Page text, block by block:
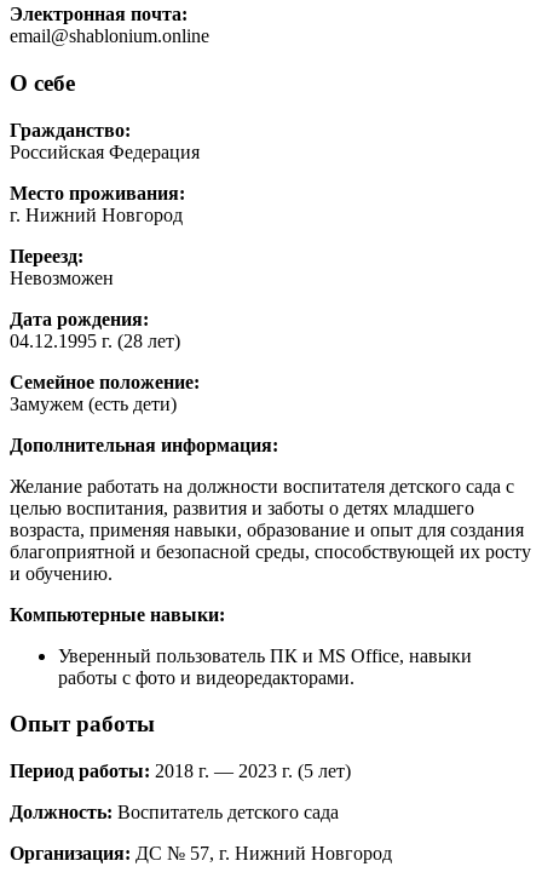
Электронная почта:
email@shablonium.online
О себе
Гражданство:
Российская Федерация
Место проживания:
г. Нижний Новгород
Переезд:
Невозможен
Дата рождения:
04.12.1995 г. (28 лет)
Семейное положение:
Замужем (есть дети)
Дополнительная информация:
Желание работать на должности воспитателя детского сада с
целью воспитания, развития и заботы о детях младшего
возраста, применяя навыки, образование и опыт для создания
благоприятной и безопасной среды, способствующей их росту
и обучению.
Компьютерные навыки:
Уверенный пользователь ПК и MS Office, навыки
работы с фото и видеоредакторами.
Опыт работы
Период работы: 2018 г. — 2023 г. (5 лет)
Должность: Воспитатель детского сада
Организация: ДС № 57, г. Нижний Новгород